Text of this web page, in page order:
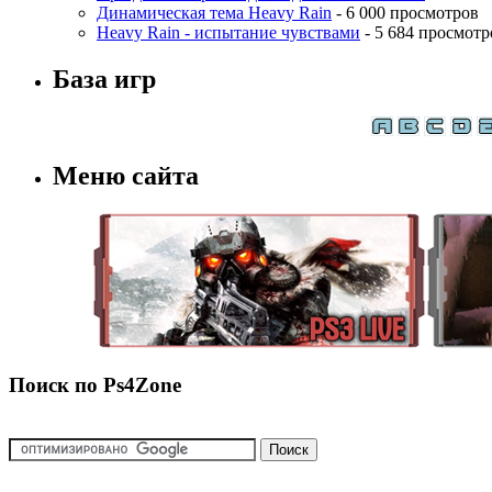
Динамическая тема Heavy Rain - 6 000 просмотров
Heavy Rain - испытание чувствами - 5 684
База игр
Меню сайта
Поиск по Ps4Zone